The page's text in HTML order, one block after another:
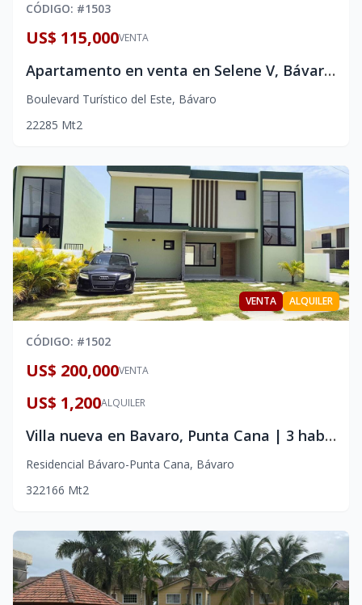
CÓDIGO: #1503
VENTA
US$ 115,000
Apartamento en venta en Selene V, Bávaro Punta Cana
Boulevard Turístico del Este, Bávaro
22285 Mt2
VENTA ALQUILER
CÓDIGO: #1502
VENTA
US$ 200,000
ALQUILER
US$ 1,200
Villa nueva en Bavaro, Punta Cana | 3 habitaciones, estilo moderno.
Residencial Bávaro-Punta Cana, Bávaro
322166 Mt2